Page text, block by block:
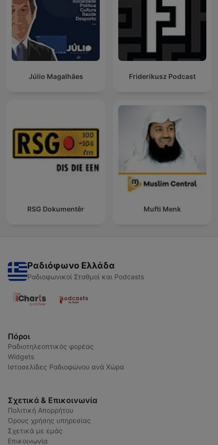
Júlio Magalhães Friderikusz Podcast
RSG Dokumentêr Mufti Menk
Ραδιόφωνο Ελλάδα
Ραδιοφωνικοί Σταθμοί και Podcasts
Πόροι
Ραδιοτηλεοπτικός φορέας
Widgets
Ιστοσελίδες Ραδιοφώνου ανά Χώρα
Σχετικά & Επικοινωνία
Πολιτική Απορρήτου
Όρους χρήσης υπηρεσίας
Σχετικά με εμάς
Επικοινωνία